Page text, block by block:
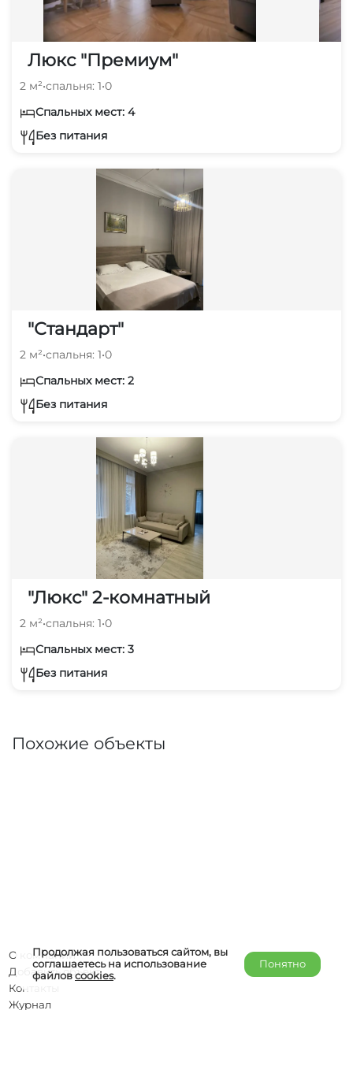
Люкс "Премиум"
2 м²•спальня: 1•0
Спальных мест: 4
Без питания
"Стандарт"
2 м²•спальня: 1•0
Спальных мест: 2
Без питания
"Люкс" 2-комнатный
2 м²•спальня: 1•0
Спальных мест: 3
Без питания
Похожие объекты
Продолжая пользоваться сайтом, вы
соглашаетесь на использование
файловcookies.
Понятно
О компании
Добавить объект
Контакты
Журнал